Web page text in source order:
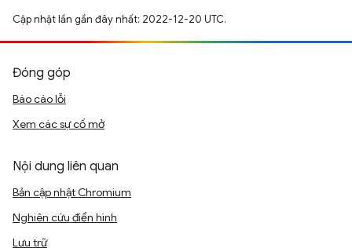
Cập nhật lần gần đây nhất: 2022-12-20 UTC.
Đóng góp
Báo cáo lỗi
Xem các sự cố mở
Nội dung liên quan
Bản cập nhật Chromium
Nghiên cứu điển hình
Lưu trữ